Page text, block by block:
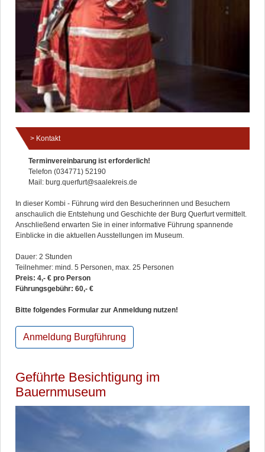
Kontakt
Terminvereinbarung ist erforderlich!
Telefon (034771) 52190
Mail: burg.querfurt@saalekreis.de
In dieser Kombi - Führung wird den Besucherinnen und Besuchern
anschaulich die Entstehung und Geschichte der Burg Querfurt vermittelt.
Anschließend erwarten Sie in einer informative Führung spannende
Einblicke in die aktuellen Ausstellungen im Museum.
Dauer: 2 Stunden
Teilnehmer: mind. 5 Personen, max. 25 Personen
Preis: 4,- € pro Person
Führungsgebühr: 60,- €
Bitte folgendes Formular zur Anmeldung nutzen!
Anmeldung Burgführung
Geführte Besichtigung im
Bauernmuseum